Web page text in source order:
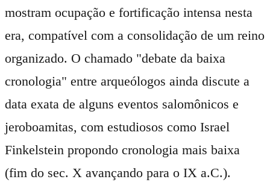
mostram ocupação e fortificação intensa nesta
era, compatível com a consolidação de um reino
organizado. O chamado "debate da baixa
cronologia" entre arqueólogos ainda discute a
data exata de alguns eventos salomônicos e
jeroboamitas, com estudiosos como Israel
Finkelstein propondo cronologia mais baixa
(fim do sec. X avançando para o IX a.C.).